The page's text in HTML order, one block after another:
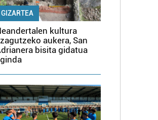
GIZARTEA
kultura
aukera, San
bisita gidatua